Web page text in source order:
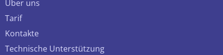
Über uns
Tarif
Kontakte
Technische Unterstützung